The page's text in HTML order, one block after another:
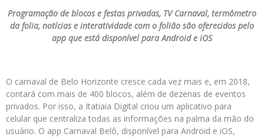
Programação de blocos e festas privadas, TV Carnaval, termômetro
da folia, notícias e interatividade com o folião são oferecidos pelo
app que está disponível para Android e iOS
O carnaval de Belo Horizonte cresce cada vez mais e, em 2018,
contará com mais de 400 blocos, além de dezenas de eventos
privados. Por isso, a Itatiaia Digital criou um aplicativo para
celular que centraliza todas as informações na palma da mão do
usuário. O app Carnaval Belô, disponível para Android e iOS,